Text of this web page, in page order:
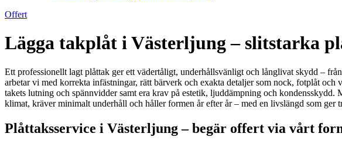
Offert
Lägga takplåt i Västerljung – slitstarka
Ett professionellt lagt plåttak ger ett vädertåligt, underhållsvänligt och långlivat skydd –
arbetar vi med korrekta infästningar, rätt bärverk och exakta detaljer som nock, fotplåt
takets lutning och spännvidder samt era krav på estetik, ljuddämpning och
klimat, kräver minimalt underhåll och håller formen år efter år – med en livslängd som ger
Plåttaksservice i Västerljung – begär offert via vårt